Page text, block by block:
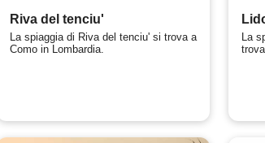
Riva del tenciu'
La spiaggia di Riva del tenciu' si trova a
Como in Lombardia.
La